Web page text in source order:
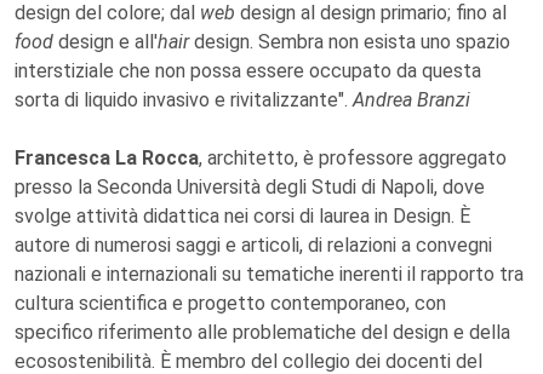
design del colore; dal web design al design primario; fino al
food design e all'hairdesign. Sembra non esista uno spazio
interstiziale che non possa essere occupato da questa
sorta di liquido invasivo e rivitalizzante".Andrea Branzi
Francesca La Rocca, architetto, è professore aggregato
presso la Seconda Università degli Studi di Napoli, dove
svolge attività didattica nei corsi di laurea in Design. È
autore di numerosi saggi e articoli, di relazioni a convegni
nazionali e internazionali su tematiche inerenti il rapporto tra
cultura scientifica e progetto contemporaneo, con
specifico riferimento alle problematiche del design e della
ecosostenibilità. È membro del collegio dei docenti del